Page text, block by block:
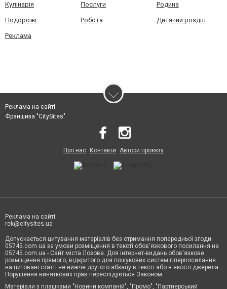
Кулінарія Послуги Родина
Подорожі Робота Дитячий розділ
Реклама
Реклама на сайті
Франшиза "CitySites"
Про нас Контакти Автори проєкту
Реклама на сайті:
rek@citysites.ua
Допускається цитування матеріалів без отримання попередньої згоди
05745.com.ua за умови розміщення в тексті обов'язкового посилання на
05745.com.ua - Сайт міста Лозова. Для інтернет-видань обов'язкове
розміщення прямого, відкритого для пошукових систем гіперпосилання
на цитовані статті не нижче другого абзацу в тексті або в якості джерела.
Порушення виняткових прав переслідується Законом.
Матеріали з плашками "Новини компаній", "Промо", "Партнерський